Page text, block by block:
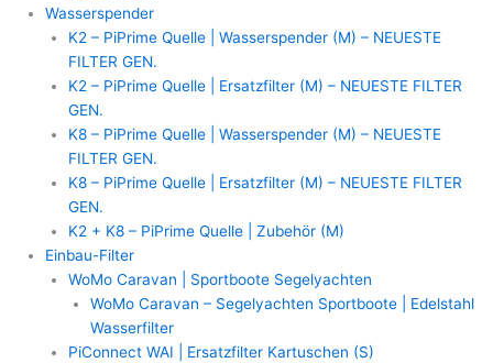
Wasserspender
K2 – PiPrime Quelle | Wasserspender (M) – NEUESTE
FILTER GEN.
K2 – PiPrime Quelle | Ersatzfilter (M) – NEUESTE FILTER
GEN.
K8 – PiPrime Quelle | Wasserspender (M) – NEUESTE
FILTER GEN.
K8 – PiPrime Quelle | Ersatzfilter (M) – NEUESTE FILTER
GEN.
K2 + K8 – PiPrime Quelle | Zubehör (M)
Einbau-Filter
WoMo Caravan | Sportboote Segelyachten
WoMo Caravan – Segelyachten Sportboote | Edelstahl
Wasserfilter
PiConnect WAI | Ersatzfilter Kartuschen (S)